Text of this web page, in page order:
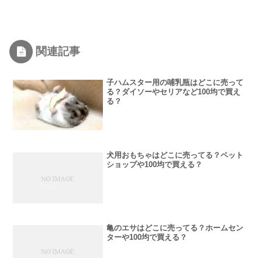
関連記事
子ハムスター用の哺乳瓶はどこに売って
る？ダイソーやセリアなど100均で買え
る？
犬用おもちゃはどこに売ってる？ペット
ショップや100均で買える？
亀のエサはどこに売ってる？ホームセン
ターや100均で買える？